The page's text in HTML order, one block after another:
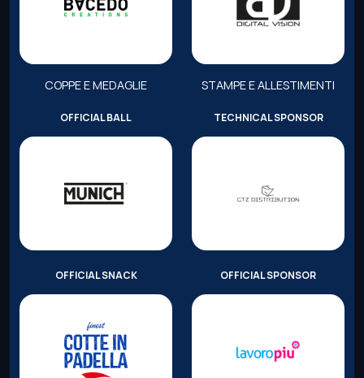
COPPE E MEDAGLIE STAMPE E ALLESTIMENTI
OFFICIAL BALL TECHNICAL SPONSOR
OFFICIAL SNACK OFFICIAL SPONSOR